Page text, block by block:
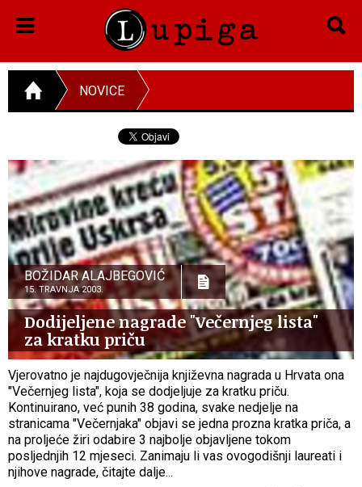
NOVICE
BOŽIDAR ALAJBEGOVIĆ
15. TRAVNJA 2003.
Dodijeljene nagrade "Večernjeg lista"
za kratku priču
Vjerovatno je najdugovječnija književna nagrada u Hrvata ona
"Večernjeg lista", koja se dodjeljuje za kratku priču.
Kontinuirano, već punih 38 godina, svake nedjelje na
stranicama "Večernjaka" objavi se jedna prozna kratka priča, a
na proljeće žiri odabire 3 najbolje objavljene tokom
posljednjih 12 mjeseci. Zanimaju li vas ovogodišnji laureati i
njihove nagrade, čitajte dalje...